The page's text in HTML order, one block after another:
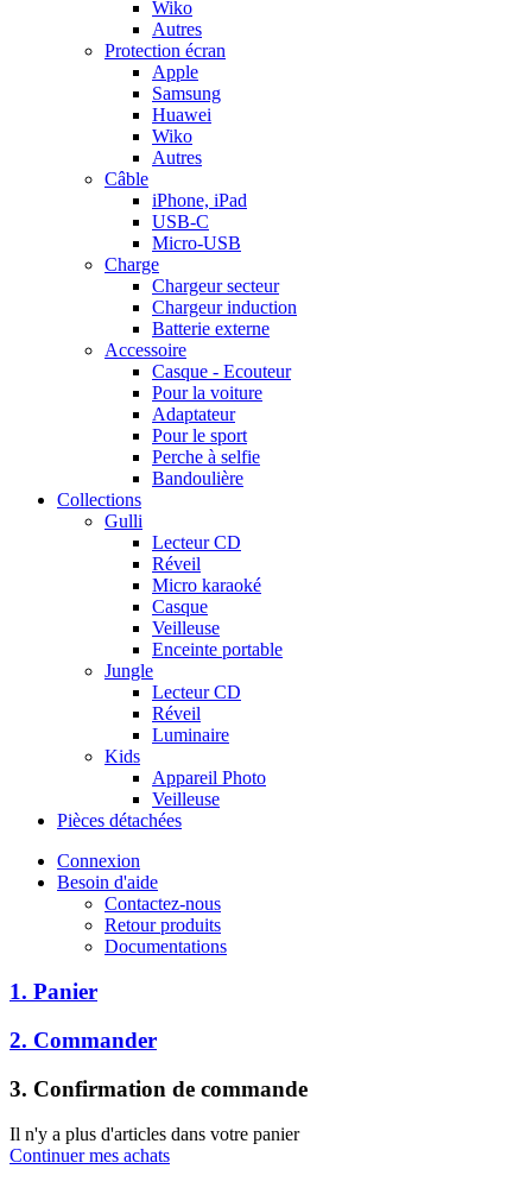
Wiko
Autres
Protection écran
Apple
Samsung
Huawei
Wiko
Autres
Câble
iPhone, iPad
USB-C
Micro-USB
Charge
Chargeur secteur
Chargeur induction
Batterie externe
Accessoire
Casque - Ecouteur
Pour la voiture
Adaptateur
Pour le sport
Perche à selfie
Bandoulière
Collections
Gulli
Lecteur CD
Réveil
Micro karaoké
Casque
Veilleuse
Enceinte portable
Jungle
Lecteur CD
Réveil
Luminaire
Kids
Appareil Photo
Veilleuse
Pièces détachées
Connexion
Besoin d'aide
Contactez-nous
Retour produits
Documentations
1. Panier
2. Commander
3. Confirmation de commande
Il n'y a plus d'articles dans votre panier
Continuer mes achats